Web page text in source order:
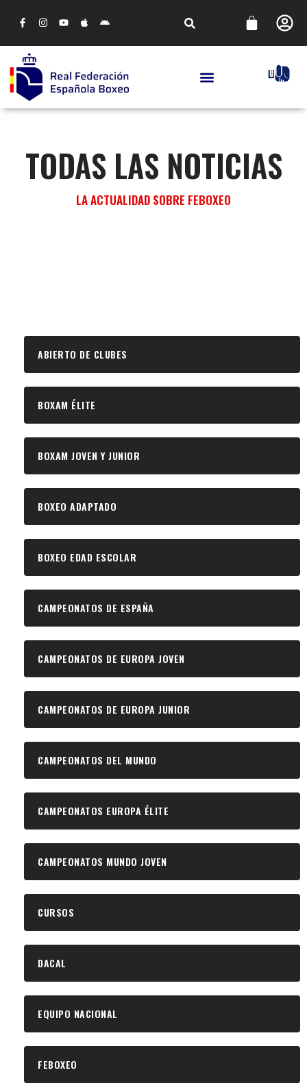
TODAS LAS NOTICIAS
LA ACTUALIDAD SOBRE FEBOXEO
ABIERTO DE CLUBES
BOXAM ÉLITE
BOXAM JOVEN Y JUNIOR
BOXEO ADAPTADO
BOXEO EDAD ESCOLAR
CAMPEONATOS DE ESPAÑA
CAMPEONATOS DE EUROPA JOVEN
CAMPEONATOS DE EUROPA JUNIOR
CAMPEONATOS DEL MUNDO
CAMPEONATOS EUROPA ÉLITE
CAMPEONATOS MUNDO JOVEN
CURSOS
DACAL
EQUIPO NACIONAL
FEBOXEO